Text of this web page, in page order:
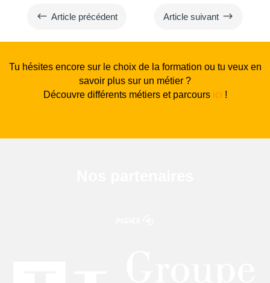
# Article précédent Article suivant $
Tu hésites encore sur le choix de la formation ou tu veux en
savoir plus sur un métier ?
Découvre différents métiers et parcours ici !